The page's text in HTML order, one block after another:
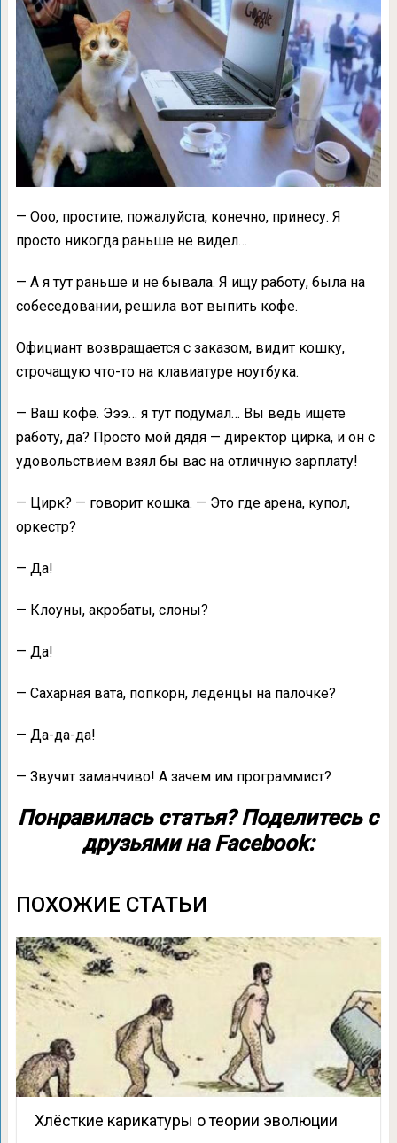
— Ооо, простите, пожалуйста, конечно, принесу. Я
просто никогда раньше не видел…
— А я тут раньше и не бывала. Я ищу работу, была на
собеседовании, решила вот выпить кофе.
Официант возвращается с заказом, видит кошку,
строчащую что-то на клавиатуре ноутбука.
— Ваш кофе. Эээ… я тут подумал… Вы ведь ищете
работу, да? Просто мой дядя — директор цирка, и он с
удовольствием взял бы вас на отличную зарплату!
— Цирк? — говорит кошка. — Это где арена, купол,
оркестр?
— Да!
— Клоуны, акробаты, слоны?
— Да!
— Сахарная вата, попкорн, леденцы на палочке?
— Да-да-да!
— Звучит заманчиво! А зачем им программист?
Понравилась статья? Поделитесь с
друзьями на Facebook:
ПОХОЖИЕ СТАТЬИ
Хлёсткие карикатуры о теории эволюции